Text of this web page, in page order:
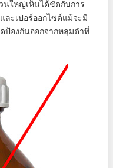
นใหญ่เห็นได้ชัดกับการ
ละเปอร์ออกไซด์แม้จะมี
ป้องกันออกจากหลุมดำที่